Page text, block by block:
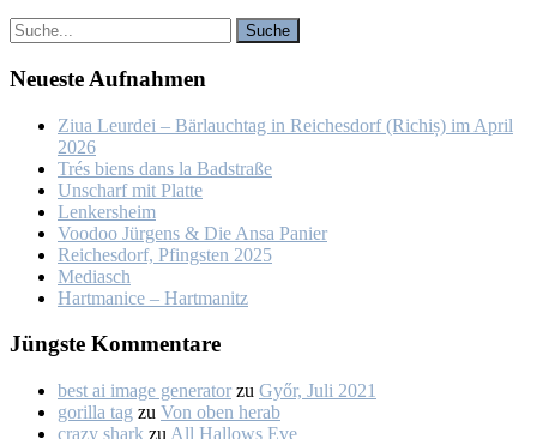
Neu­es­te Auf­nah­men
Ziua Leur­dei – Bär­lauch­tag in Rei­ches­dorf (Ri­chiș) im April
2026
Trés biens dans la Bad­stra­ße
Un­scharf mit Plat­te
Len­kers­heim
Voo­doo Jür­gens & Die An­sa Pa­nier
Rei­ches­dorf, Pfings­ten 2025
Me­dia­sch
Hart­ma­nice – Hart­ma­nitz
Jüngs­te Kom­men­ta­re
best ai image generator zu Győr, Ju­li 2021
gorilla tag zu Von oben her­ab
crazy shark zu All Hal­lows Eve